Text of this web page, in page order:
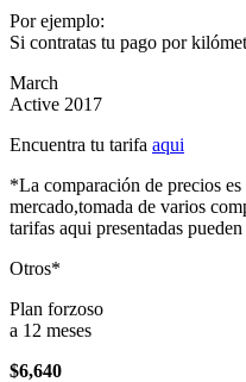
Por ejemplo:
Si contratas tu pago por
March
Active 2017
Encuentra tu tarifa aqui
*La comparación de precios
mercado,tomada de varios
tarifas aqui presentadas
Otros*
Plan forzoso
a 12 meses
$6,640